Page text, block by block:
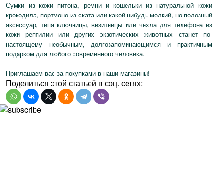
Сумки из кожи питона, ремни и кошельки из натуральной кожи
крокодила, портмоне из ската или какой-нибудь мелкий, но полезный
аксессуар, типа ключницы, визитницы или чехла для телефона из
кожи рептилии или других экзотических животных станет по-
настоящему необычным, долгозапоминающимся и практичным
подарком для любого современного человека.
Приглашаем вас за покупками в наши магазины!
Поделиться этой статьей в соц. сетях: